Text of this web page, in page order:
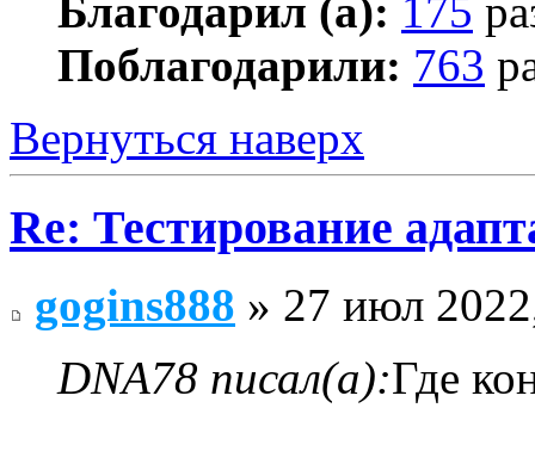
Благодарил (а): 175
Поблагодарили: 763
Вернуться наверх
Re: Тестирование
gogins888 » 27 июл
DNA78 писал(а):Где